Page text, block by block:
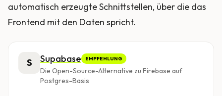
automatisch erzeugte Schnittstellen, über die das
Frontend mit den Daten spricht.
S Supabase EMPFEHLUNG
Die Open-Source-Alternative zu Firebase auf
Postgres-Basis